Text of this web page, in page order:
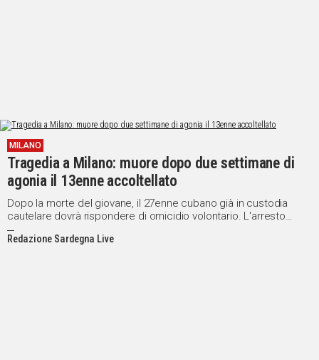
MILANO
Tragedia a Milano: muore dopo due settimane di
agonia il 13enne accoltellato
Dopo la morte del giovane, il 27enne cubano già in custodia
cautelare dovrà rispondere di omicidio volontario. L'arresto
facilitato da una ferita alla mano del sospettato
Redazione Sardegna Live